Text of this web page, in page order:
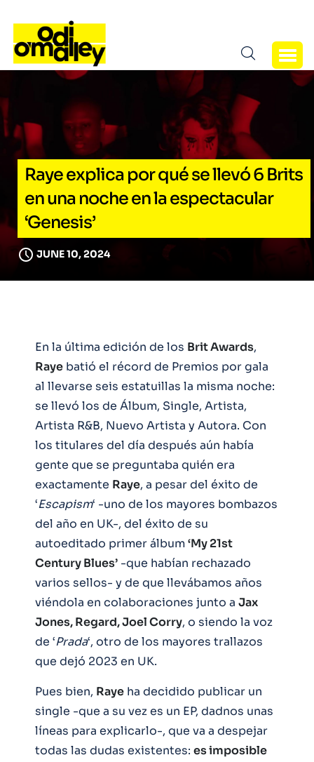
Raye explica por qué se llevó 6 Brits
en una noche en la espectacular
‘Genesis’
JUNE 10, 2024
En la última edición de los Brit Awards,
Raye batió el récord de Premios por gala
al llevarse seis estatuillas la misma noche:
se llevó los de Álbum, Single, Artista,
Artista R&B, Nuevo Artista y Autora. Con
los titulares del día después aún había
gente que se preguntaba quién era
exactamente Raye, a pesar del éxito de
‘Escapism‘ -uno de los mayores bombazos
del año en UK-, del éxito de su
autoeditado primer álbum‘My 21st
Century Blues’ -que habían rechazado
varios sellos- y de que llevábamos años
viéndola en colaboraciones junto a Jax
Jones, Regard, Joel Corry, o siendo la voz
de ‘Prada‘, otro de los mayores trallazos
que dejó 2023 en UK.
Pues bien, Raye ha decidido publicar un
single -que a su vez es un EP, dadnos unas
líneas para explicarlo-, que va a despejar
todas las dudas existentes: es imposible